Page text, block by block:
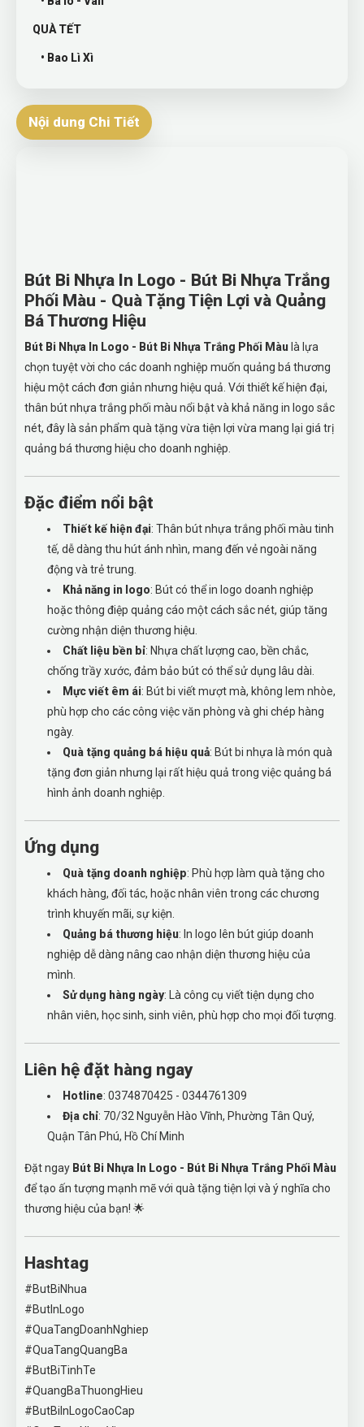
QUÀ TẾT
• Bao Lì Xì
Nội dung Chi Tiết
Bút Bi Nhựa In Logo - Bút Bi Nhựa Trắng
Phối Màu - Quà Tặng Tiện Lợi và Quảng
Bá Thương Hiệu
Bút Bi Nhựa In Logo - Bút Bi Nhựa Trắng Phối Màu là lựa
chọn tuyệt vời cho các doanh nghiệp muốn quảng bá thương
hiệu một cách đơn giản nhưng hiệu quả. Với thiết kế hiện đại,
thân bút nhựa trắng phối màu nổi bật và khả năng in logo sắc
nét, đây là sản phẩm quà tặng vừa tiện lợi vừa mang lại giá trị
quảng bá thương hiệu cho doanh nghiệp.
Đặc điểm nổi bật
Thiết kế hiện đại: Thân bút nhựa trắng phối màu tinh
tế, dễ dàng thu hút ánh nhìn, mang đến vẻ ngoài năng
động và trẻ trung.
Khả năng in logo: Bút có thể in logo doanh nghiệp
hoặc thông điệp quảng cáo một cách sắc nét, giúp tăng
cường nhận diện thương hiệu.
Chất liệu bền bỉ: Nhựa chất lượng cao, bền chắc,
chống trầy xước, đảm bảo bút có thể sử dụng lâu dài.
Mực viết êm ái: Bút bi viết mượt mà, không lem nhòe,
phù hợp cho các công việc văn phòng và ghi chép hàng
ngày.
Quà tặng quảng bá hiệu quả: Bút bi nhựa là món quà
tặng đơn giản nhưng lại rất hiệu quả trong việc quảng bá
hình ảnh doanh nghiệp.
Ứng dụng
Quà tặng doanh nghiệp: Phù hợp làm quà tặng cho
khách hàng, đối tác, hoặc nhân viên trong các chương
trình khuyến mãi, sự kiện.
Quảng bá thương hiệu: In logo lên bút giúp doanh
nghiệp dễ dàng nâng cao nhận diện thương hiệu của
mình.
Sử dụng hàng ngày: Là công cụ viết tiện dụng cho
nhân viên, học sinh, sinh viên, phù hợp cho mọi đối tượng.
Liên hệ đặt hàng ngay
Hotline: 0374870425 - 0344761309
Địa chỉ: 70/32 Nguyễn Hào Vĩnh, Phường Tân Quý,
Quận Tân Phú, Hồ Chí Minh
Đặt ngay Bút Bi Nhựa In Logo - Bút Bi Nhựa Trắng Phối Màu
để tạo ấn tượng mạnh mẽ với quà tặng tiện lợi và ý nghĩa cho
thương hiệu của bạn! 🌟
Hashtag
#ButBiNhua
#ButInLogo
#QuaTangDoanhNghiep
#QuaTangQuangBa
#ButBiTinhTe
#QuangBaThuongHieu
#ButBiInLogoCaoCap